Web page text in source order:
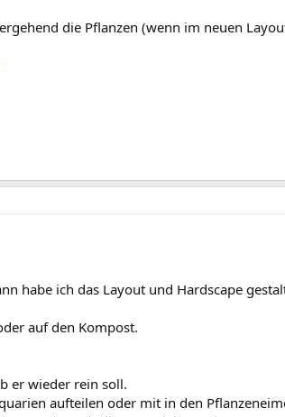
die Pflanzen (wenn im neuen
habe ich das Layout und Hardscape
auf den Kompost.
er wieder rein soll.
aufteilen oder mit in den